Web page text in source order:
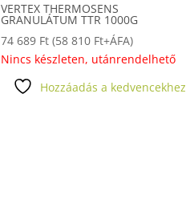
VERTEX THERMOSENS
GRANULÁTUM TTR 1000G
74 689 Ft (58 810 Ft+ÁFA)
Nincs készleten, utánrendelhető
Hozzáadás a kedvencekhez